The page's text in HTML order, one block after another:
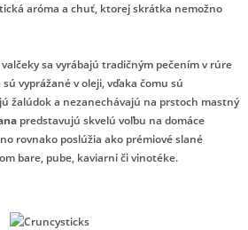
aróma a chuť, ktorej skrátka nemožno
sa vyrábajú tradičným pečením v rúre
sú vyprážané v oleji, vďaka čomu sú
žalúdok a nezanechávajú na prstoch mastný
predstavujú skvelú voľbu na domáce
rovnako poslúžia ako prémiové slané
bare, pube, kaviarni či vinotéke.